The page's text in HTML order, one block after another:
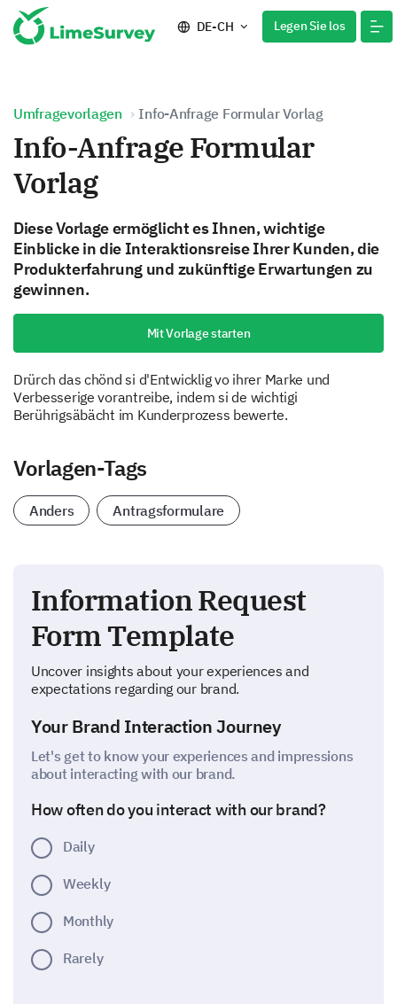
DE-CH Legen Sie los
Umfragevorlagen Info-Anfrage Formular Vorlag
Info-Anfrage Formular
Vorlag
Diese Vorlage ermöglicht es Ihnen, wichtige
Einblicke in die Interaktionsreise Ihrer Kunden, die
Produkterfahrung und zukünftige Erwartungen zu
gewinnen.
Mit Vorlage starten
Drürch das chönd si d'Entwicklig vo ihrer Marke und
Verbesserige vorantreibe, indem si de wichtigi
Berührigsäbächt im Kunderprozess bewerte.
Vorlagen-Tags
Anders Antragsformulare
Information Request
Form Template
Uncover insights about your experiences and
expectations regarding our brand.
Your Brand Interaction Journey
Let's get to know your experiences and impressions
about interacting with our brand.
How often do you interact with our brand?
Daily
Weekly
Monthly
Rarely